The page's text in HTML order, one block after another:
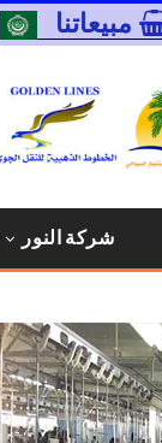
مبيعاتنا
شركة النور